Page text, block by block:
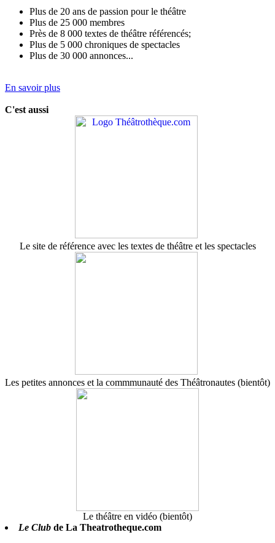
Plus de 20 ans de passion pour le théâtre
Plus de 25 000 membres
Près de 8 000 textes de théâtre référencés;
Plus de 5 000 chroniques de spectacles
Plus de 30 000 annonces...
En savoir plus
C'est aussi
Le site de référence avec les textes de théâtre et les spectacles
Les petites annonces et la commmunauté des Théâtronautes (bientôt)
Le théâtre en vidéo (bientôt)
Le Club de La Theatrotheque.com